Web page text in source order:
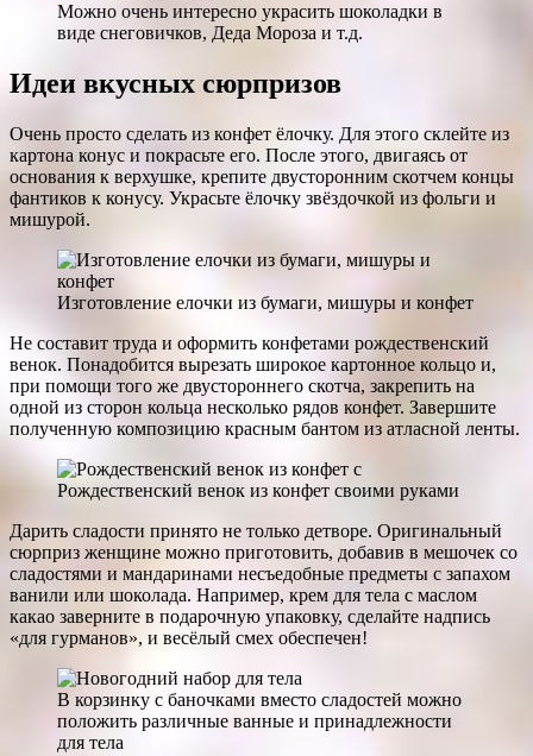
Можно очень интересно украсить шоколадки в
виде снеговичков, Деда Мороза и т.д.
Идеи вкусных сюрпризов
Очень просто сделать из конфет ёлочку. Для этого склейте из
картона конус и покрасьте его. После этого, двигаясь от
основания к верхушке, крепите двусторонним скотчем концы
фантиков к конусу. Украсьте ёлочку звёздочкой из фольги и
мишурой.
Изготовление елочки из бумаги, мишуры и конфет
Не составит труда и оформить конфетами рождественский
венок. Понадобится вырезать широкое картонное кольцо и,
при помощи того же двустороннего скотча, закрепить на
одной из сторон кольца несколько рядов конфет. Завершите
полученную композицию красным бантом из атласной ленты.
Рождественский венок из конфет своими руками
Дарить сладости принято не только детворе. Оригинальный
сюрприз женщине можно приготовить, добавив в мешочек со
сладостями и мандаринами несъедобные предметы с запахом
ванили или шоколада. Например, крем для тела с маслом
какао заверните в подарочную упаковку, сделайте надпись
«для гурманов», и весёлый смех обеспечен!
В корзинку с баночками вместо сладостей можно
положить различные ванные и принадлежности
для тела